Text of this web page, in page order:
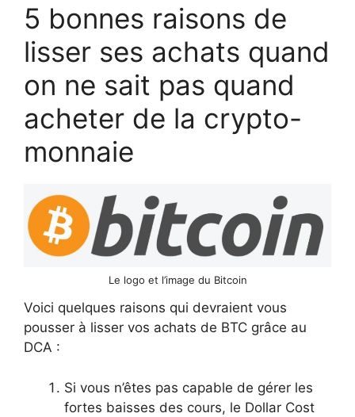
5 bonnes raisons de
lisser ses achats quand
on ne sait pas quand
acheter de la crypto-
monnaie
Le logo et l’image du Bitcoin
Voici quelques raisons qui devraient vous
pousser à lisser vos achats de BTC grâce au
DCA :
Si vous n’êtes pas capable de gérer les
fortes baisses des cours, le Dollar Cost